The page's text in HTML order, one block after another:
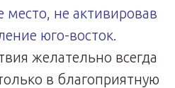
место, не активировав
юго-восток.
желательно всегда
в благоприятную